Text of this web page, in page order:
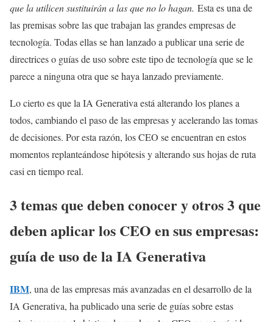
que la utilicen sustituirán a las que no lo hagan. Esta es una de
las premisas sobre las que trabajan las grandes empresas de
tecnología. Todas ellas se han lanzado a publicar una serie de
directrices o guías de uso sobre este tipo de tecnología que se le
parece a ninguna otra que se haya lanzado previamente.
Lo cierto es que la IA Generativa está alterando los planes a
todos, cambiando el paso de las empresas y acelerando las tomas
de decisiones. Por esta razón, los CEO se encuentran en estos
momentos replanteándose hipótesis y alterando sus hojas de ruta
casi en tiempo real.
3 temas que deben conocer y otros 3 que
deben aplicar los CEO en sus empresas:
guía de uso de la IA Generativa
IBM, una de las empresas más avanzadas en el desarrollo de la
IA Generativa, ha publicado una serie de guías sobre estas